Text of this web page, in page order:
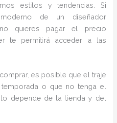
estilos y tendencias. Si
de un diseñador
quieres pagar el precio
te permitirá acceder a las
es posible que el traje
o que no tenga el
depende de la tienda y del